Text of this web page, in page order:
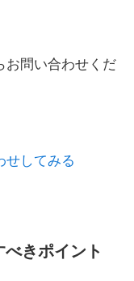
お問い合わせくだ
せしてみる
きポイント